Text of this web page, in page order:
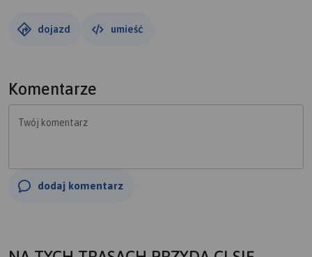
dojazd umieść
Komentarze
Twój komentarz
dodaj komentarz